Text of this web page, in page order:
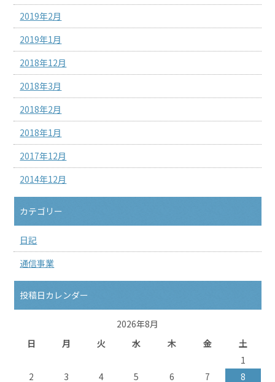
2019年2月
2019年1月
2018年12月
2018年3月
2018年2月
2018年1月
2017年12月
2014年12月
カテゴリー
日記
通信事業
投稿日カレンダー
2026年8月
日
月 火 水 木 金
土
1
2
3 4 5 6 7 8